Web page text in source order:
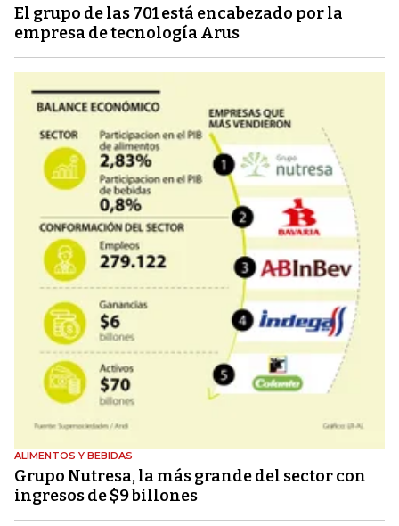
El grupo de las 701 está encabezado por la
empresa de tecnología Arus
ALIMENTOS Y BEBIDAS
Grupo Nutresa, la más grande del sector con
ingresos de $9 billones